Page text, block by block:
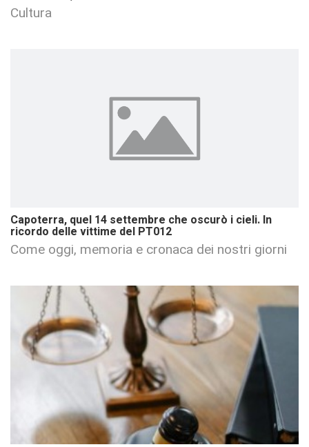
Cultura
Capoterra, quel 14 settembre che oscurò i cieli. In
ricordo delle vittime del PT012
Come oggi, memoria e cronaca dei nostri giorni